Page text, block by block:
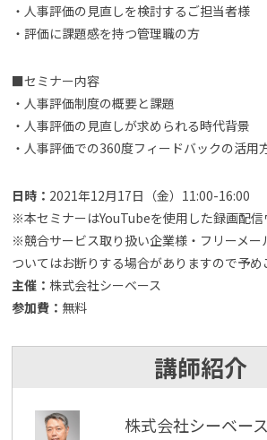
・人事評価の見直しを検討するご担当者様
・評価に課題感を持つ管理職の方
■セミナー内容
・人事評価制度の概要と課題
・人事評価の見直しが求められる時代背景
・人事評価での360度フィードバックの活用
日時： 2021年12月17日（金）11:00-16:00
※本セミナーはYouTubeを使用した録画配信
※競合サービス取り扱い企業様・フリーメー
ついてはお断りする場合がありますので予め
主催： 株式会社シーベース
参加費： 無料
講師紹介
株式会社シーベー